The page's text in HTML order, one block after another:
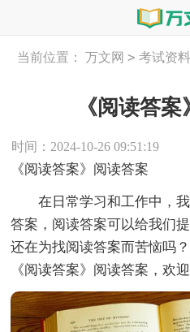
当前位置： 万文网 > 考试资料
《阅读答
时间：2024-10-26 09:51:19
《阅读答案》阅读答案
在日常学习和工作中，我
答案，阅读答案可以给我们
还在为找阅读答案而苦恼吗
《阅读答案》阅读答案，欢